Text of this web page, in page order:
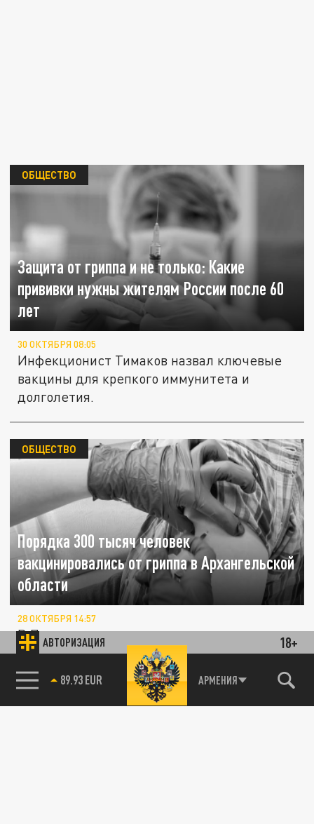
АВТОРИЗАЦИЯ 18+
85.64 BRENT АРМЕНИЯ
Защита от гриппа и не только: Какие
прививки нужны жителям России после 60
лет
ОБЩЕСТВО
30 ОКТЯБРЯ 08:05
Инфекционист Тимаков назвал ключевые
вакцины для крепкого иммунитета и
долголетия.
Порядка 300 тысяч человек
вакцинировались от гриппа в Архангельской
области
ОБЩЕСТВО
28 ОКТЯБРЯ 14:57
В Поморье продолжается кампания по
вакцинации населения от гриппа
ОБЩЕСТВО